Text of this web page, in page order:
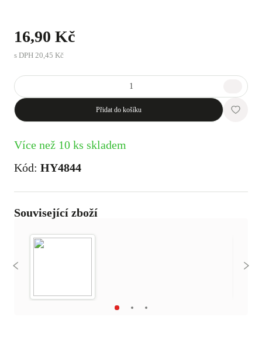
16,90 Kč
s DPH 20,45 Kč
Přidat do košíku
Více než 10 ks skladem
Kód: HY4844
Související zboží